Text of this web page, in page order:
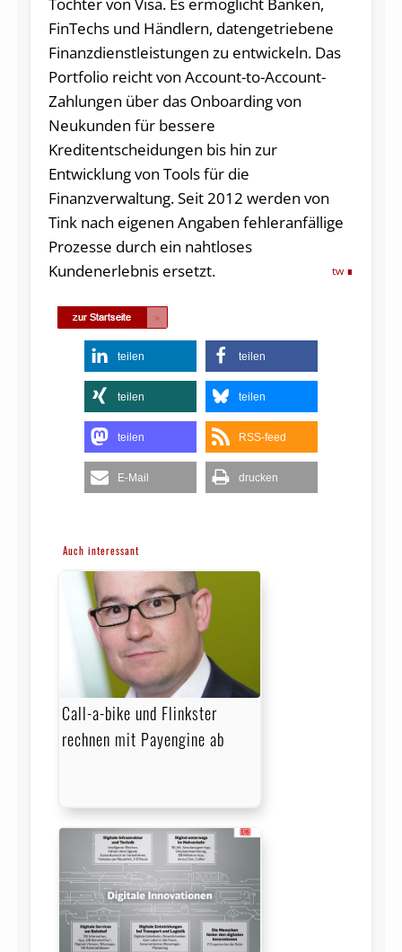
Tochter von Visa. Es ermöglicht Banken,
FinTechs und Händlern, datengetriebene
Finanzdienstleistungen zu entwickeln. Das
Portfolio reicht von Account-to-Account-
Zahlungen über das Onboarding von
Neukunden für bessere
Kreditentscheidungen bis hin zur
Entwicklung von Tools für die
Finanzverwaltung. Seit 2012 werden von
Tink nach eigenen Angaben fehleranfällige
Prozesse durch ein nahtloses
Kundenerlebnis ersetzt.
tw
teilen teilen
teilen teilen
teilen RSS-feed
E-Mail drucken
Auch interessant
Call-a-bike und Flinkster
rechnen mit Payengine ab